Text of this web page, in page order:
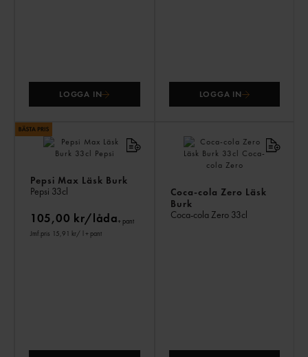
LOGGA IN LOGGA IN
Pepsi Max Läsk Burk
Pepsi 33cl
105,00 kr/låda+ pant
Jmf.pris 15,91 kr/ l + pant
Coca-cola Zero Läsk
Burk
Coca-cola Zero 33cl